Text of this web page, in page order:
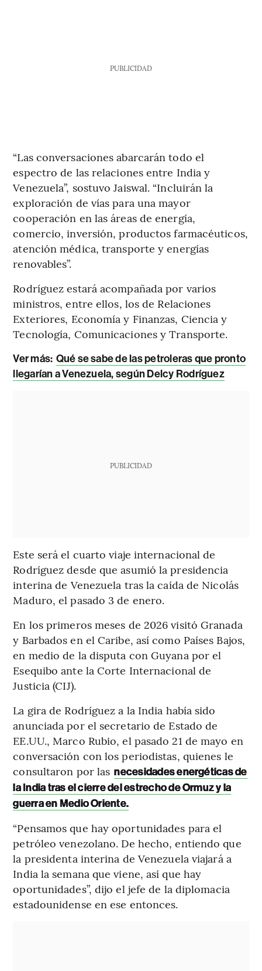
PUBLICIDAD
“Las conversaciones abarcarán todo el
espectro de las relaciones entre India y
Venezuela”, sostuvo Jaiswal. “Incluirán la
exploración de vías para una mayor
cooperación en las áreas de energía,
comercio, inversión, productos farmacéuticos,
atención médica, transporte y energías
renovables”.
Rodríguez estará acompañada por varios
ministros, entre ellos, los de Relaciones
Exteriores, Economía y Finanzas, Ciencia y
Tecnología, Comunicaciones y Transporte.
Ver más: Qué se sabe de las petroleras que pronto
llegarían a Venezuela, según Delcy Rodríguez
PUBLICIDAD
Este será el cuarto viaje internacional de
Rodríguez desde que asumió la presidencia
interina de Venezuela tras la caída de Nicolás
Maduro, el pasado 3 de enero.
En los primeros meses de 2026 visitó Granada
y Barbados en el Caribe, así como Países Bajos,
en medio de la disputa con Guyana por el
Esequibo ante la Corte Internacional de
Justicia (CIJ).
La gira de Rodríguez a la India había sido
anunciada por el secretario de Estado de
EE.UU., Marco Rubio, el pasado 21 de mayo en
conversación con los periodistas, quienes le
consultaron por las necesidades energéticas de
la India tras el cierre del estrecho de Ormuz y la
guerra en Medio Oriente.
“Pensamos que hay oportunidades para el
petróleo venezolano. De hecho, entiendo que
la presidenta interina de Venezuela viajará a
India la semana que viene, así que hay
oportunidades”, dijo el jefe de la diplomacia
estadounidense en ese entonces.